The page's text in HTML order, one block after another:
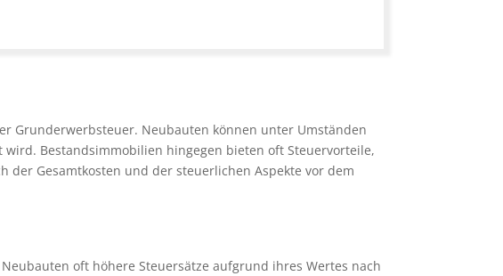
Grunderwerbsteuer. Neubauten können unter Umständen
Bestandsimmobilien hingegen bieten oft Steuervorteile,
Gesamtkosten und der steuerlichen Aspekte vor dem
oft höhere Steuersätze aufgrund ihres Wertes nach